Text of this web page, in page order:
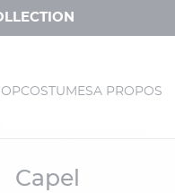
COSTUMESA PROPOS
capel